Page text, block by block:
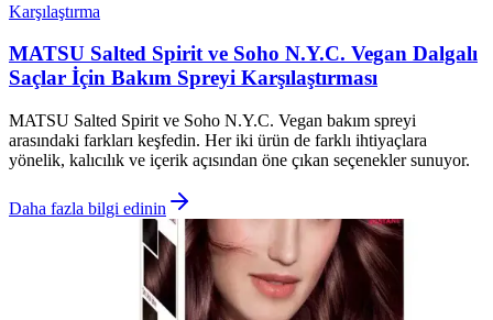
Karşılaştırma
MATSU Salted Spirit ve Soho N.Y.C. Vegan Dalgalı
Saçlar İçin Bakım Spreyi Karşılaştırması
MATSU Salted Spirit ve Soho N.Y.C. Vegan bakım spreyi
arasındaki farkları keşfedin. Her iki ürün de farklı ihtiyaçlara
yönelik, kalıcılık ve içerik açısından öne çıkan seçenekler sunuyor.
Daha fazla bilgi edinin